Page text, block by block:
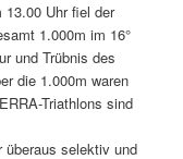
13.00 Uhr fiel der
1.000m im 16°
und Trübnis des
die 1.000m waren
Triathlons sind
überaus selektiv und